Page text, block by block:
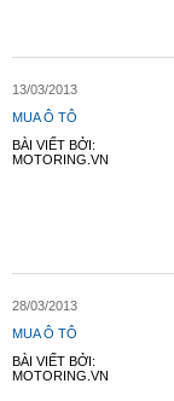
13/03/2013
MUA Ô TÔ
BÀI VIẾT BỞI:
MOTORING.VN
28/03/2013
MUA Ô TÔ
BÀI VIẾT BỞI:
MOTORING.VN